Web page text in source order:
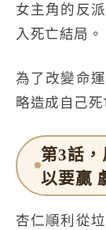
女主角的反
入死亡結局。
為了改變命
略造成自己
第3話
以要贏
杏仁順利從